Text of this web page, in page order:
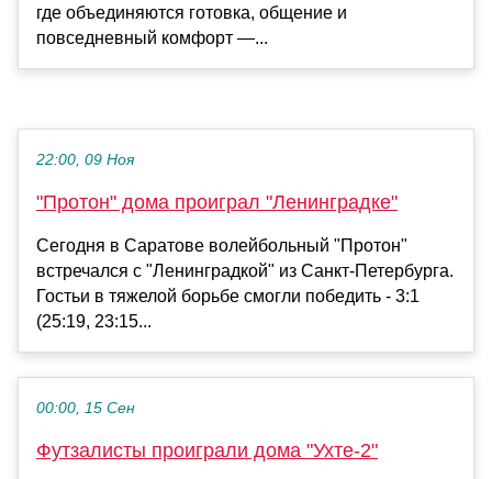
где объединяются готовка, общение и
повседневный комфорт —...
22:00, 09 Ноя
"Протон" дома проиграл "Ленинградке"
Сегодня в Саратове волейбольный "Протон"
встречался с "Ленинградкой" из Санкт-Петербурга.
Гостьи в тяжелой борьбе смогли победить - 3:1
(25:19, 23:15...
00:00, 15 Сен
Футзалисты проиграли дома "Ухте-2"